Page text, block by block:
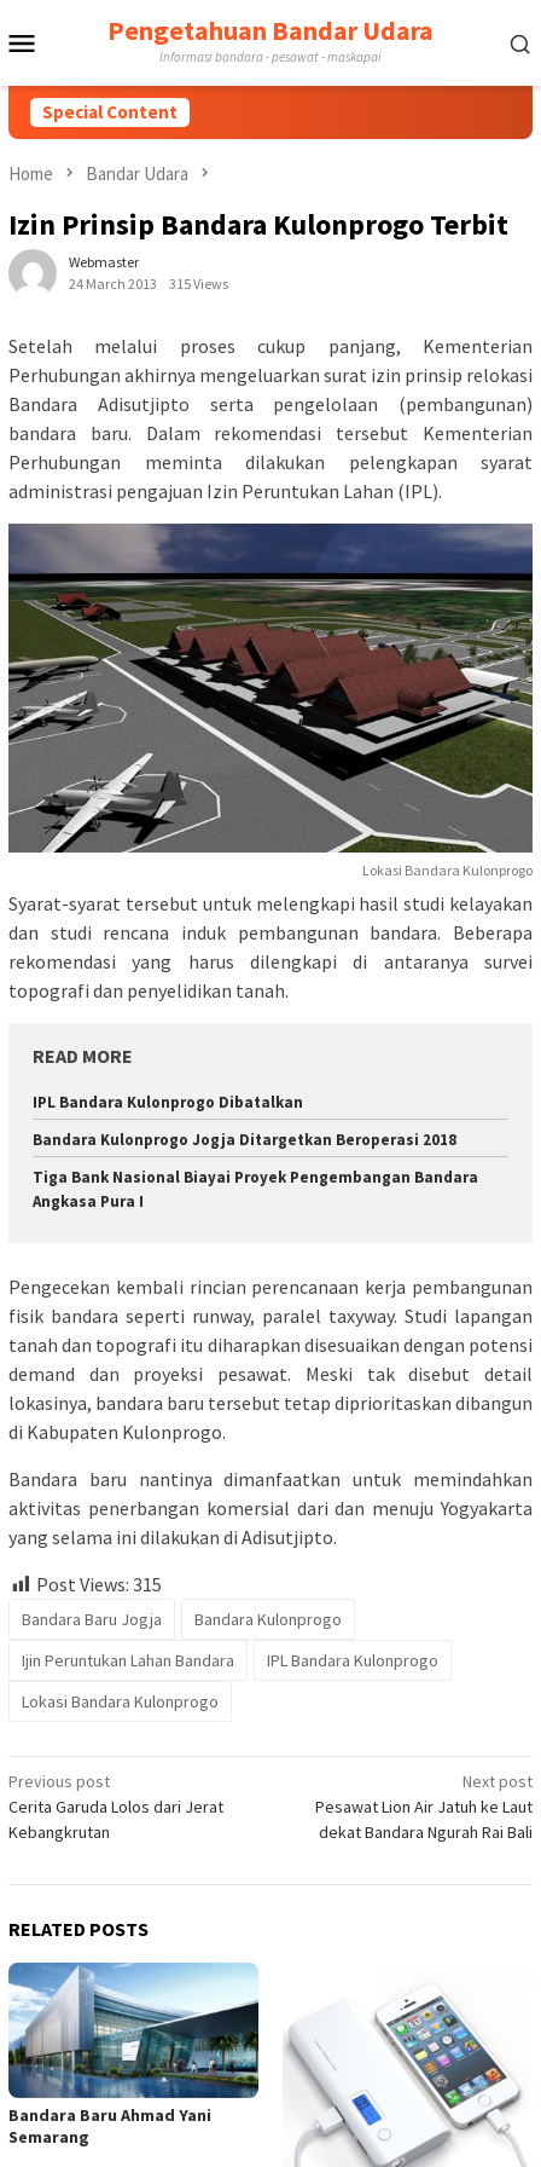
to
MobilePengetahuan Bandar Udara
Informasi bandara - pesawat - maskapai
Special Content
Home Bandar Udara
Izin Prinsip Bandara Kulonprogo Terbit
Webmaster
24 March 2013
315 Views
Setelah melalui proses cukup panjang, Kementerian
Perhubungan akhirnya mengeluarkan surat izin prinsip relokasi
Bandara Adisutjipto serta pengelolaan (pembangunan)
bandara baru. Dalam rekomendasi tersebut Kementerian
Perhubungan meminta dilakukan pelengkapan syarat
administrasi pengajuan Izin Peruntukan Lahan (IPL).
Lokasi Bandara Kulonprogo
Syarat-syarat tersebut untuk melengkapi hasil studi kelayakan
dan studi rencana induk pembangunan bandara. Beberapa
rekomendasi yang harus dilengkapi di antaranya survei
topografi dan penyelidikan tanah.
READ MORE
IPL Bandara Kulonprogo Dibatalkan
Bandara Kulonprogo Jogja Ditargetkan Beroperasi 2018
Tiga Bank Nasional Biayai Proyek Pengembangan Bandara
Angkasa Pura I
Pengecekan kembali rincian perencanaan kerja pembangunan
fisik bandara seperti runway, paralel taxyway. Studi lapangan
tanah dan topografi itu diharapkan disesuaikan dengan potensi
demand dan proyeksi pesawat. Meski tak disebut detail
lokasinya, bandara baru tersebut tetap diprioritaskan dibangun
di Kabupaten Kulonprogo.
Bandara baru nantinya dimanfaatkan untuk memindahkan
aktivitas penerbangan komersial dari dan menuju Yogyakarta
yang selama ini dilakukan di Adisutjipto.
Post Views: 315
Bandara Baru Jogja
Bandara Kulonprogo
Ijin Peruntukan Lahan Bandara
IPL Bandara Kulonprogo
Lokasi Bandara Kulonprogo
Post
navigation
Previous post
Cerita Garuda Lolos dari Jerat
Kebangkrutan
Next post
Pesawat Lion Air Jatuh ke Laut
dekat Bandara Ngurah Rai Bali
RELATED POSTS
Bandara Baru Ahmad Yani
Semarang